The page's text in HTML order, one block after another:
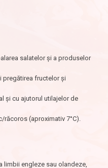
salatelor și a produselor
pregătirea fructelor și
și cu ajutorul utilajelor de
răcoros (aproximativ 7°C).
limbii engleze sau olandeze,